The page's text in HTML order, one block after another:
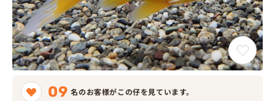
09 名のお客様がこの仔を見ています。